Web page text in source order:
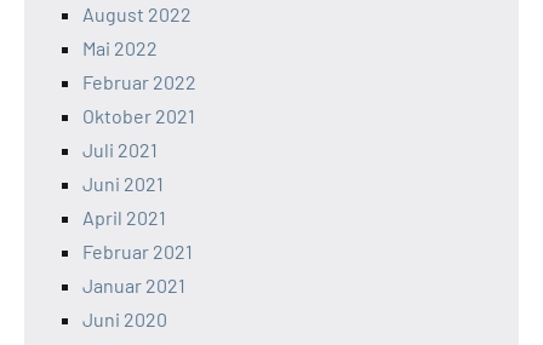
August 2022
Mai 2022
Februar 2022
Oktober 2021
Juli 2021
Juni 2021
April 2021
Februar 2021
Januar 2021
Juni 2020